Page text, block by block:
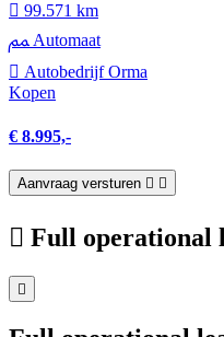
99.571 km
Automaat
Autobedrijf Orma
Kopen
€ 8.995,-
Aanvraag versturen
Full operational